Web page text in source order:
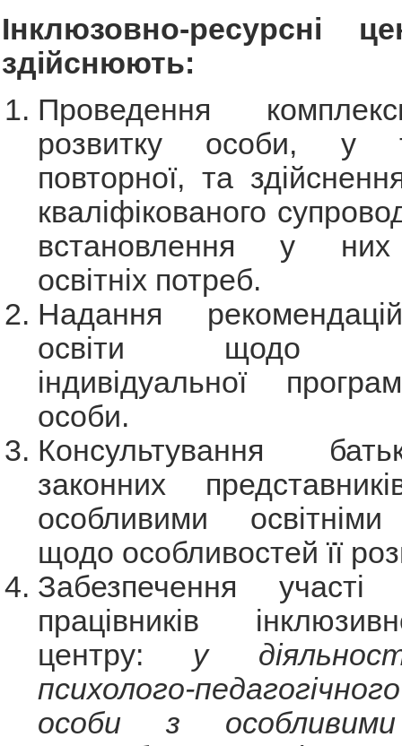
Інклюзовно-ресурсні
здійснюють:
Проведення
розвитку особи, у
повторної, та
кваліфікованого
встановлення у них
освітніх потреб.
Надання
освіти щодо
індивідуальної
особи.
Консультування
законних
особливими
щодо особливостей її
Забезпечення участі
працівників
центру: у
психолого-
особи з особливими